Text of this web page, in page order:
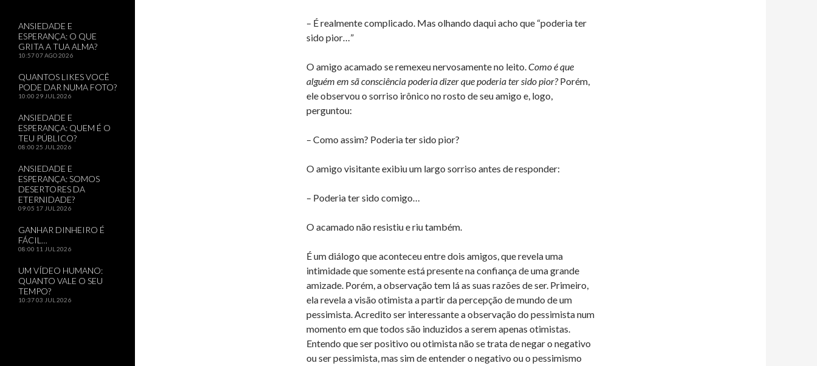
– É realmente complicado. Mas olhando daqui acho que “poderia ter
sido pior…”
O amigo acamado se remexeu nervosamente no leito.Como é que
alguém em sã consciência poderia dizer que poderia ter sido pior?Porém,
ele observou o sorriso irônico no rosto de seu amigo e, logo,
perguntou:
– Como assim? Poderia ter sido pior?
O amigo visitante exibiu um largo sorriso antes de responder:
– Poderia ter sido comigo…
O acamado não resistiu e riu também.
É um diálogo que aconteceu entre dois amigos, que revela uma
intimidade que somente está presente na confiança de uma grande
amizade. Porém, a observação tem lá as suas razões de ser. Primeiro,
ela revela a visão otimista a partir da percepção de mundo de um
pessimista. Acredito ser interessante a observação do pessimista num
momento em que todos são induzidos a serem apenas otimistas.
Entendo que ser positivo ou otimista não se trata de negar o negativo
ou ser pessimista, mas sim de entender o negativo ou o pessimismo
ANSIEDADE E
ESPERANÇA: O QUE
GRITA A TUA ALMA?
10:5707 AGO 2026
QUANTOS LIKES VOCÊ
PODE DAR NUMA FOTO?
10:00 29 JUL 2026
ANSIEDADE E
ESPERANÇA: QUEM É O
TEU PÚBLICO?
08:00 25 JUL 2026
ANSIEDADE E
ESPERANÇA: SOMOS
DESERTORES DA
ETERNIDADE?
09:05 17 JUL 2026
GANHAR DINHEIRO É
FÁCIL…
08:00 11 JUL 2026
UM VÍDEO HUMANO:
QUANTO VALE O SEU
TEMPO?
10:3703 JUL 2026